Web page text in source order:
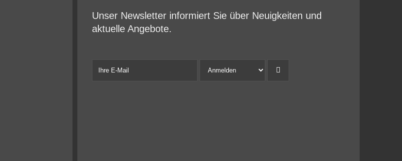
Unser Newsletter informiert Sie über Neuigkeiten und
aktuelle Angebote.